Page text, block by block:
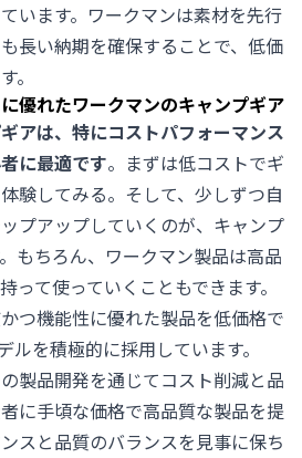
います。ワークマンは素材を先行
長い納期を確保することで、低価
。
優れたワークマンのキャンプギア
アは、特にコストパフォーマンス
に最適です。まずは低コストでギ
験してみる。そして、少しずつ自
プアップしていくのが、キャンプ
もちろん、ワークマン製品は高品
って使っていくこともできます。
つ機能性に優れた製品を低価格で
ルを積極的に採用しています。
製品開発を通じてコスト削減と品
に手頃な価格で高品質な製品を提
スと品質のバランスを見事に保ち